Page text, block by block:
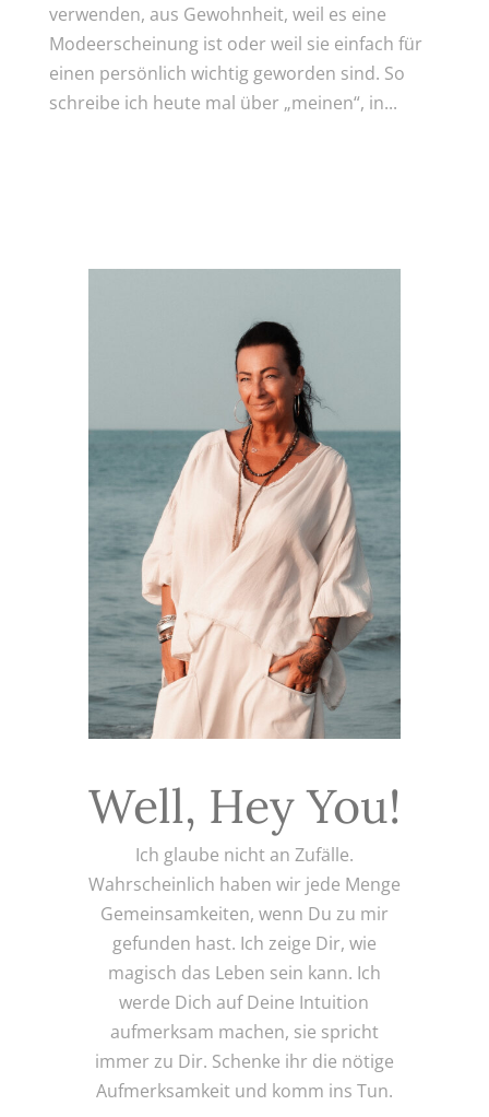
verwenden, aus Gewohnheit, weil es eine
Modeerscheinung ist oder weil sie einfach für
einen persönlich wichtig geworden sind. So
schreibe ich heute mal über „meinen“, in...
Well, Hey You!
Ich glaube nicht an Zufälle.
Wahrscheinlich haben wir jede Menge
Gemeinsamkeiten, wenn Du zu mir
gefunden hast. Ich zeige Dir, wie
magisch das Leben sein kann. Ich
werde Dich auf Deine Intuition
aufmerksam machen, sie spricht
immer zu Dir. Schenke ihr die nötige
Aufmerksamkeit und komm ins Tun.